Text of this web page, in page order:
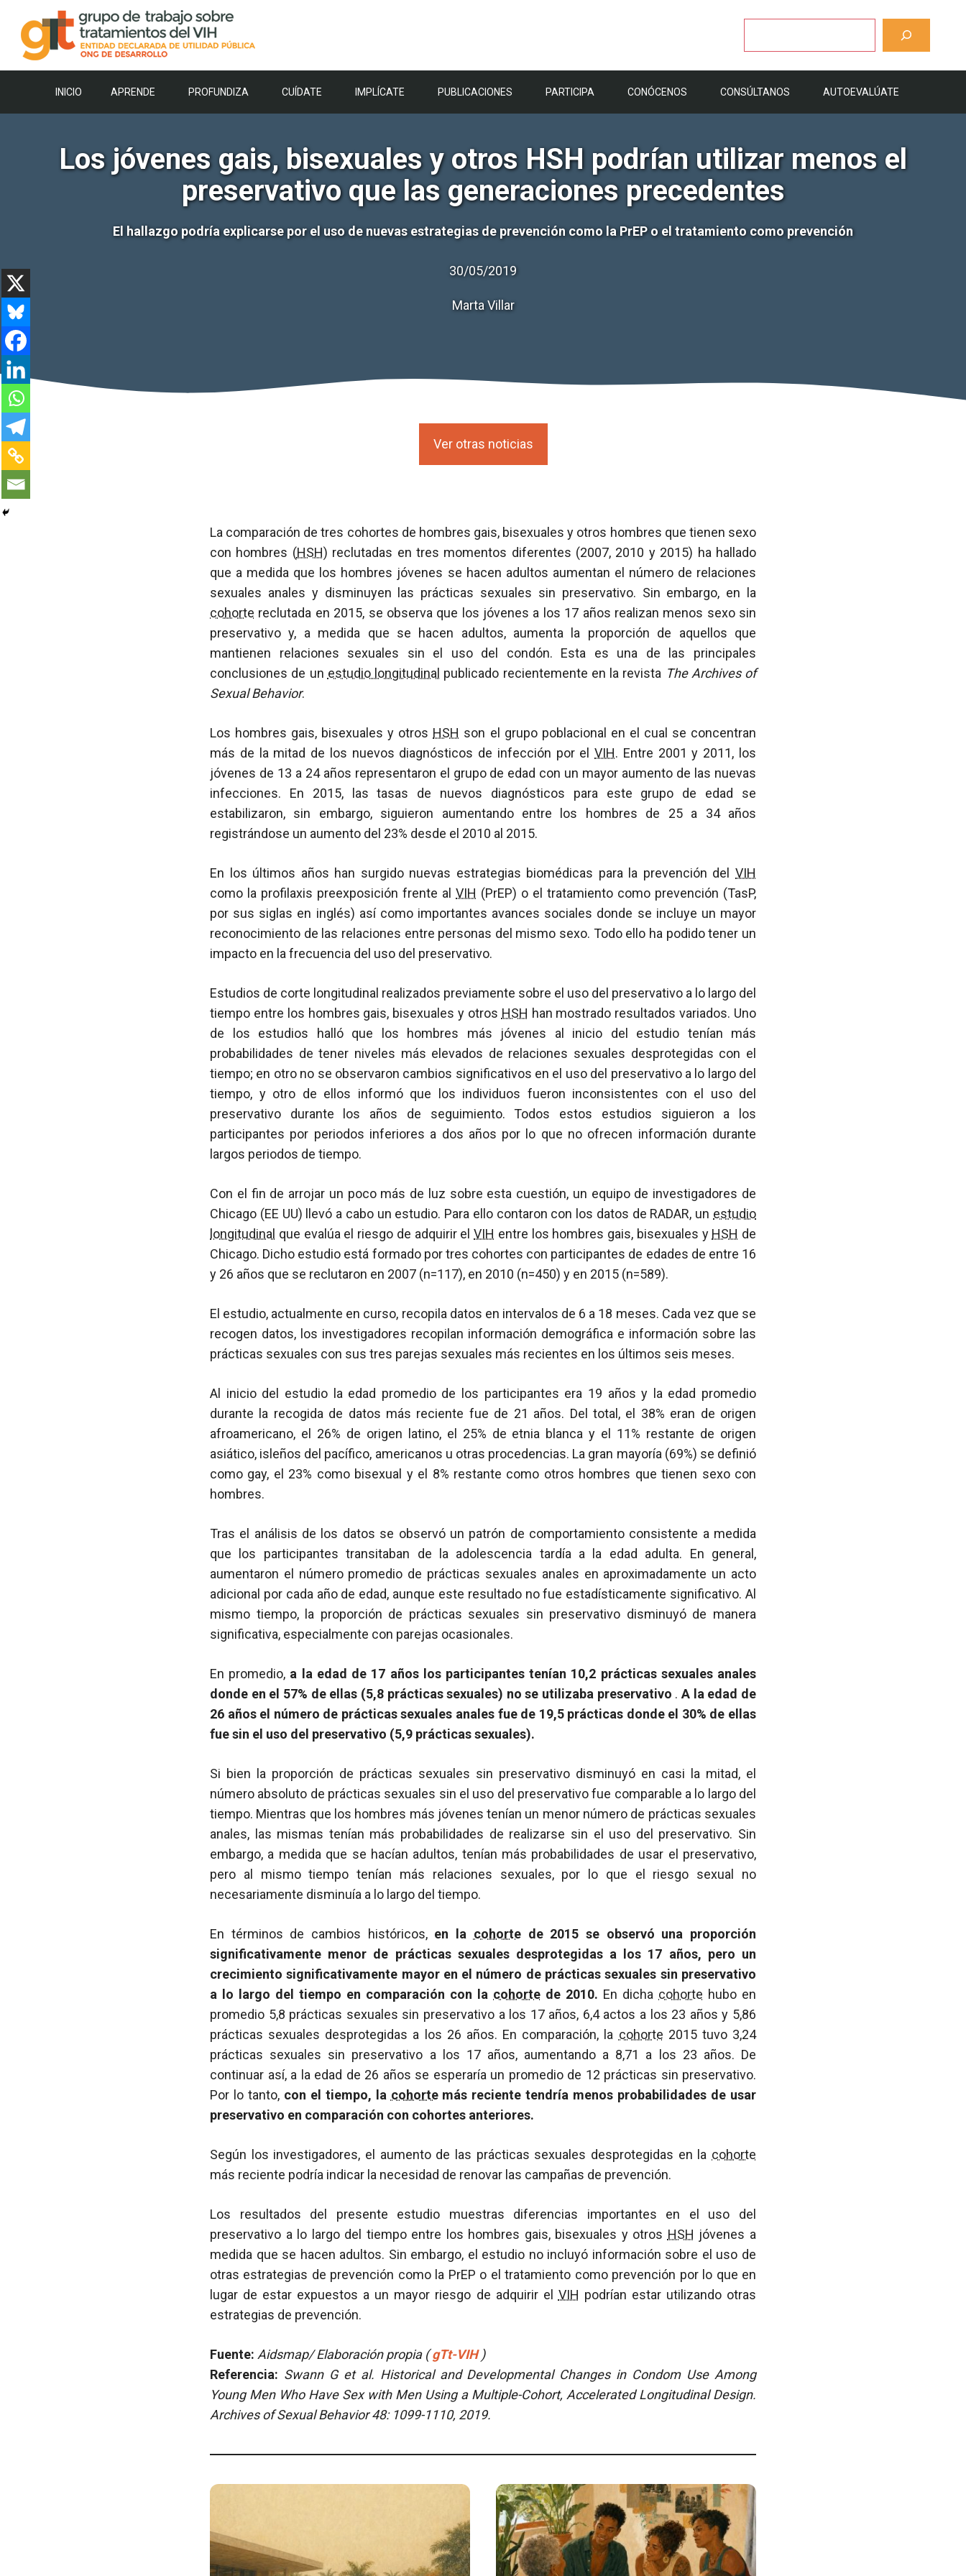
contenido
INICIO APRENDE PROFUNDIZA CUÍDATE IMPLÍCATE PUBLICACIONES PARTICIPA CONÓCENOS CONSÚLTANOS AUTOEVALÚATE
Los jóvenes gais, bisexuales y otros HSH podrían utilizar menos el
preservativo que las generaciones precedentes
El hallazgo podría explicarse por el uso de nuevas estrategias de prevención como la PrEP o el tratamiento como prevención
30/05/2019
Marta Villar
Ver otras noticias
La comparación de tres cohortes de hombres gais, bisexuales y otros hombres que tienen sexo
con hombres (HSH) reclutadas en tres momentos diferentes (2007, 2010 y 2015) ha hallado
que a medida que los hombres jóvenes se hacen adultos aumentan el número de relaciones
sexuales anales y disminuyen las prácticas sexuales sin preservativo. Sin embargo, en la
cohorte reclutada en 2015, se observa que los jóvenes a los 17 años realizan menos sexo sin
preservativo y, a medida que se hacen adultos, aumenta la proporción de aquellos que
mantienen relaciones sexuales sin el uso del condón. Esta es una de las principales
conclusiones de un estudio longitudinal publicado recientemente en la revista The Archives of
Sexual Behavior.
Los hombres gais, bisexuales y otros HSH son el grupo poblacional en el cual se concentran
más de la mitad de los nuevos diagnósticos de infección por elVIH. Entre 2001 y 2011, los
jóvenes de 13 a 24 años representaron el grupo de edad con un mayor aumento de las nuevas
infecciones. En 2015, las tasas de nuevos diagnósticos para este grupo de edad se
estabilizaron, sin embargo, siguieron aumentando entre los hombres de 25 a 34 años
registrándose un aumento del 23% desde el 2010 al 2015.
En los últimos años han surgido nuevas estrategias biomédicas para la prevención del VIH
como la profilaxis preexposición frente al VIH (PrEP) o el tratamiento como prevención (TasP,
por sus siglas en inglés) así como importantes avances sociales donde se incluye un mayor
reconocimiento de las relaciones entre personas del mismo sexo. Todo ello ha podido tener un
impacto en la frecuencia del uso del preservativo.
Estudios de corte longitudinal realizados previamente sobre el uso del preservativo a lo largo del
tiempo entre los hombres gais, bisexuales y otros HSH han mostrado resultados variados. Uno
de los estudios halló que los hombres más jóvenes al inicio del estudio tenían más
probabilidades de tener niveles más elevados de relaciones sexuales desprotegidas con el
tiempo; en otro no se observaron cambios significativos en el uso del preservativo a lo largo del
tiempo, y otro de ellos informó que los individuos fueron inconsistentes con el uso del
preservativo durante los años de seguimiento. Todos estos estudios siguieron a los
participantes por periodos inferiores a dos años por lo que no ofrecen información durante
largos periodos de tiempo.
Con el fin de arrojar un poco más de luz sobre esta cuestión, un equipo de investigadores de
Chicago (EE UU) llevó a cabo un estudio. Para ello contaron con los datos de RADAR, un estudio
longitudinal que evalúa el riesgo de adquirir el VIH entre los hombres gais, bisexuales y HSH de
Chicago. Dicho estudio está formado por tres cohortes con participantes de edades de entre 16
y 26 años que se reclutaron en 2007 (n=117), en 2010 (n=450) y en 2015 (n=589).
El estudio, actualmente en curso, recopila datos en intervalos de 6 a 18 meses. Cada vez que se
recogen datos, los investigadores recopilan información demográfica e información sobre las
prácticas sexuales con sus tres parejas sexuales más recientes en los últimos seis meses.
Al inicio del estudio la edad promedio de los participantes era 19 años y la edad promedio
durante la recogida de datos más reciente fue de 21 años. Del total, el 38% eran de origen
afroamericano, el 26% de origen latino, el 25% de etnia blanca y el 11% restante de origen
asiático, isleños del pacífico, americanos u otras procedencias. La gran mayoría (69%) se definió
como gay, el 23% como bisexual y el 8% restante como otros hombres que tienen sexo con
hombres.
Tras el análisis de los datos se observó un patrón de comportamiento consistente a medida
que los participantes transitaban de la adolescencia tardía a la edad adulta. En general,
aumentaron el número promedio de prácticas sexuales anales en aproximadamente un acto
adicional por cada año de edad, aunque este resultado no fue estadísticamente significativo. Al
mismo tiempo, la proporción de prácticas sexuales sin preservativo disminuyó de manera
significativa, especialmente con parejas ocasionales.
En promedio, a la edad de 17 años los participantes tenían 10,2 prácticas sexuales anales
donde en el 57% de ellas (5,8 prácticas sexuales) no se utilizaba preservativo .A la edad de
26 años el número de prácticas sexuales anales fue de 19,5 prácticas donde el 30% de ellas
fue sin el uso del preservativo (5,9 prácticas sexuales).
Si bien la proporción de prácticas sexuales sin preservativo disminuyó en casi la mitad, el
número absoluto de prácticas sexuales sin el uso del preservativo fue comparable a lo largo del
tiempo. Mientras que los hombres más jóvenes tenían un menor número de prácticas sexuales
anales, las mismas tenían más probabilidades de realizarse sin el uso del preservativo. Sin
embargo, a medida que se hacían adultos, tenían más probabilidades de usar el preservativo,
pero al mismo tiempo tenían más relaciones sexuales, por lo que el riesgo sexual no
necesariamente disminuía a lo largo del tiempo.
En términos de cambios históricos, en la cohortede 2015 se observó una proporción
significativamente menor de prácticas sexuales desprotegidas a los 17 años, pero un
crecimiento significativamente mayor en el número de prácticas sexuales sin preservativo
a lo largo del tiempo en comparación con la cohorte de 2010. En dicha cohorte hubo en
promedio 5,8 prácticas sexuales sin preservativo a los 17 años, 6,4 actos a los 23 años y 5,86
prácticas sexuales desprotegidas a los 26 años. En comparación, la cohorte 2015 tuvo 3,24
prácticas sexuales sin preservativo a los 17 años, aumentando a 8,71 a los 23 años. De
continuar así, a la edad de 26 años se esperaría un promedio de 12 prácticas sin preservativo.
Por lo tanto, con el tiempo, la cohortemás reciente tendría menos probabilidades de usar
preservativo en comparación con cohortes anteriores.
Según los investigadores, el aumento de las prácticas sexuales desprotegidas en la cohorte
más reciente podría indicar la necesidad de renovar las campañas de prevención.
Los resultados del presente estudio muestras diferencias importantes en el uso del
preservativo a lo largo del tiempo entre los hombres gais, bisexuales y otros HSH jóvenes a
medida que se hacen adultos. Sin embargo, el estudio no incluyó información sobre el uso de
otras estrategias de prevención como la PrEP o el tratamiento como prevención por lo que en
lugar de estar expuestos a un mayor riesgo de adquirir el VIH podrían estar utilizando otras
estrategias de prevención.
Fuente: Aidsmap/ Elaboración propia ( gTt-VIH )
Referencia: Swann G et al. Historical and Developmental Changes in Condom Use Among
Young Men Who Have Sex with Men Using a Multiple-Cohort, Accelerated Longitudinal Design.
Archives of Sexual Behavior 48: 1099-1110, 2019.